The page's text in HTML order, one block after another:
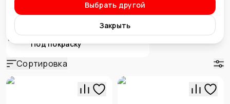
Выбрать другой
Закрыть
Стены и потолок
Обои
Под покраску
Сортировка